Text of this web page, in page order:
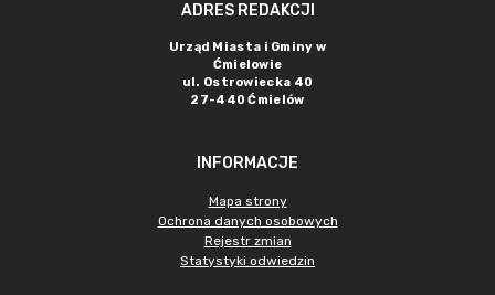
ADRES REDAKCJI
Urząd Miasta i Gminy w
Ćmielowie
ul. Ostrowiecka 40
27-440 Ćmielów
INFORMACJE
Mapa strony
Ochrona danych osobowych
Rejestr zmian
Statystyki odwiedzin